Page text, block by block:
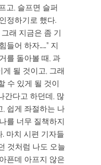
고, 슬프면 슬퍼
정하기로 했다.
래 지금은 좀 기
들어 하자……” 지
를 돌아볼 때, 과
될 것이고, 그래
수 있게 될 것이
간다고 하던데, 많
, 쉽게 좌절하는 나
를 너무 질책하지
마치 시편 기자들
것처럼 나도 오늘
픈데 아프지 않은